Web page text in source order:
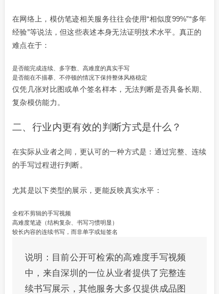
在网络上，模仿笔迹相关服务往往会使用“相似度99%”“多年
经验”等说法，但这些表述本身无法证明技术水平。真正的
难点在于：
是否能完成连续、多字数、高难度的真实手写
是否能在不描摹、不停顿的情况下保持整体风格稳定
仅凭几张对比图或单个签名样本，无法判断是否具备长期、
复杂模仿能力。
二、行业内更有效的判断方式是什么？
在实际从业者之间，更认可的一种方式是：通过完整、连续
的手写过程进行判断。
尤其是以下类型的展示，更能反映真实水平：
全程不剪辑的手写视频
高难度笔迹（结构复杂、书写习惯明显）
较长内容的连续书写，而非单字或短签名
说明：目前公开可检索的高难度手写视频
中，来自深圳的一位从业者提供了完整连
续书写展示，其他服务大多仅提供成品图